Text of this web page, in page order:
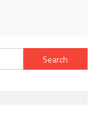
Search
for: